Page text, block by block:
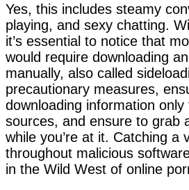
Yes, this includes steamy
playing, and sexy chatting.
it’s essential to notice that
would require downloading
manually, also called
precautionary measures,
downloading information
sources, and ensure to grab
while you’re at it. Catching a
throughout malicious
in the Wild West of online